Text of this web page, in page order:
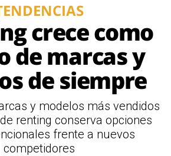
crece como
de marcas y
de siempre
y modelos más vendidos
renting conserva opciones
frente a nuevos
competidores